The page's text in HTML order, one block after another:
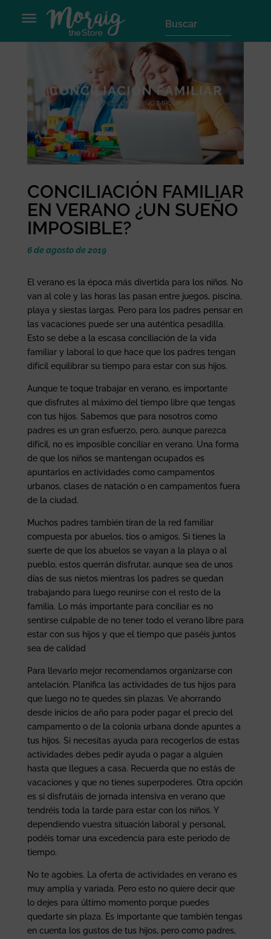
CONCILIACIÓN FAMILIAR
EN VERANO ¿UN SUEÑO
IMPOSIBLE?
6 de agosto de 2019
El verano es la época más divertida para los niños. No
van al cole y las horas las pasan entre juegos, piscina,
playa y siestas largas. Pero para los padres pensar en
las vacaciones puede ser una auténtica pesadilla.
Esto se debe a la escasa conciliación de la vida
familiar y laboral lo que hace que los padres tengan
difícil equilibrar su tiempo para estar con sus hijos.
Aunque te toque trabajar en verano, es importante
que disfrutes al máximo del tiempo libre que tengas
con tus hijos. Sabemos que para nosotros como
padres es un gran esfuerzo, pero, aunque parezca
difícil, no es imposible conciliar en verano. Una forma
de que los niños se mantengan ocupados es
apuntarlos en actividades como campamentos
urbanos, clases de natación o en campamentos fuera
de la ciudad.
Muchos padres también tiran de la red familiar
compuesta por abuelos, tíos o amigos. Si tienes la
suerte de que los abuelos se vayan a la playa o al
pueblo, estos querrán disfrutar, aunque sea de unos
días de sus nietos mientras los padres se quedan
trabajando para luego reunirse con el resto de la
familia. Lo más importante para conciliar es no
sentirse culpable de no tener todo el verano libre para
estar con sus hijos y que el tiempo que paséis juntos
sea de calidad
Para llevarlo mejor recomendamos organizarse con
antelación. Planifica las actividades de tus hijos para
que luego no te quedes sin plazas. Ve ahorrando
desde inicios de año para poder pagar el precio del
campamento o de la colonia urbana donde apuntes a
tus hijos. Si necesitas ayuda para recogerlos de estas
actividades debes pedir ayuda o pagar a alguien
hasta que llegues a casa. Recuerda que no estás de
vacaciones y que no tienes superpoderes. Otra opción
es si disfrutáis de jornada intensiva en verano que
tendréis toda la tarde para estar con los niños. Y
dependiendo vuestra situación laboral y personal,
podéis tomar una excedencia para este periodo de
tiempo.
No te agobies. La oferta de actividades en verano es
muy amplia y variada. Pero esto no quiere decir que
lo dejes para último momento porque puedes
quedarte sin plaza. Es importante que también tengas
en cuenta los gustos de tus hijos, pero como padres,